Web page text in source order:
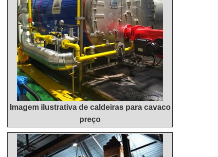
Imagem ilustrativa de caldeiras para cavaco
preço